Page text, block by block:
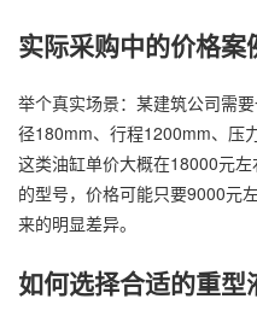
实际采购中的价格案
举个真实场景：某建筑公司需
径180mm、行程1200mm、压
这类油缸单价大概在18000元
的型号，价格可能只要9000元
来的明显差异。
如何选择合适的重型